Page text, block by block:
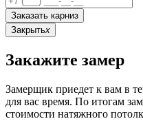
Заказать карниз
Закрытьx
Закажите замер
Замерщик приедет к вам в
для вас время. По итогам
стоимости натяжного